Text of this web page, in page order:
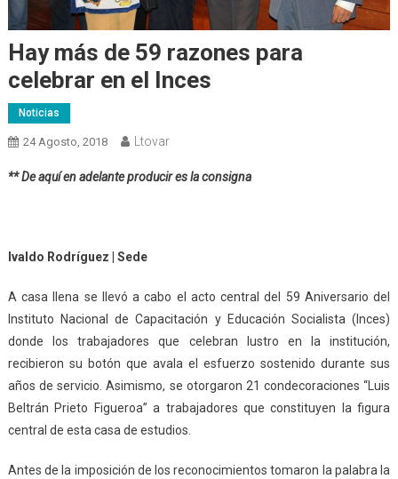
Hay más de 59 razones para
celebrar en el Inces
Noticias
24 Agosto, 2018 Ltovar
** De aquí en adelante producir es la consigna
Ivaldo Rodríguez | Sede
A casa llena se llevó a cabo el acto central del 59 Aniversario del
Instituto Nacional de Capacitación y Educación Socialista (Inces)
donde los trabajadores que celebran lustro en la institución,
recibieron su botón que avala el esfuerzo sostenido durante sus
años de servicio. Asimismo, se otorgaron 21 condecoraciones “Luis
Beltrán Prieto Figueroa” a trabajadores que constituyen la figura
central de esta casa de estudios.
Antes de la imposición de los reconocimientos tomaron la palabra la